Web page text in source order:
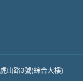
山路3號(綜合大樓)